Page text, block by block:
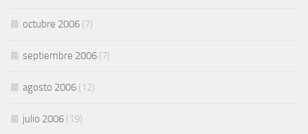
octubre 2006 (7)
septiembre 2006 (7)
agosto 2006 (12)
julio 2006 (19)